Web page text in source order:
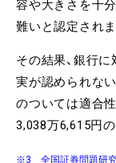
容や大きさを十
難いと認定されま
その結果、銀行
実が認められな
のついては適合
3,038万6,615円
※3 全国証券問題研究